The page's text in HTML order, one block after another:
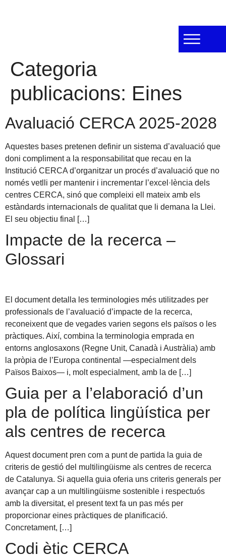
Categoria
publicacions: Eines
Avaluació CERCA 2025-2028
Aquestes bases pretenen definir un sistema d’avaluació que
doni compliment a la responsabilitat que recau en la
Institució CERCA d’organitzar un procés d’avaluació que no
només vetlli per mantenir i incrementar l’excel·lència dels
centres CERCA, sinó que compleixi ell mateix amb els
estàndards internacionals de qualitat que li demana la Llei.
El seu objectiu final […]
Impacte de la recerca –
Glossari
El document detalla les terminologies més utilitzades per
professionals de l’avaluació d’impacte de la recerca,
reconeixent que de vegades varien segons els països o les
pràctiques. Així, combina la terminologia emprada en
entorns anglosaxons (Regne Unit, Canadà i Austràlia) amb
la pròpia de l’Europa continental —especialment dels
Països Baixos— i, molt especialment, amb la de […]
Guia per a l’elaboració d’un
pla de política lingüística per
als centres de recerca
Aquest document pren com a punt de partida la guia de
criteris de gestió del multilingüisme als centres de recerca
de Catalunya. Si aquella guia oferia uns criteris generals per
avançar cap a un multilingüisme sostenible i respectuós
amb la diversitat, el present text fa un pas més per
proporcionar eines pràctiques de planificació.
Concretament, […]
Codi ètic CERCA